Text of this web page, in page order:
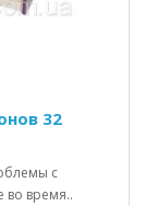
32
с
во время..